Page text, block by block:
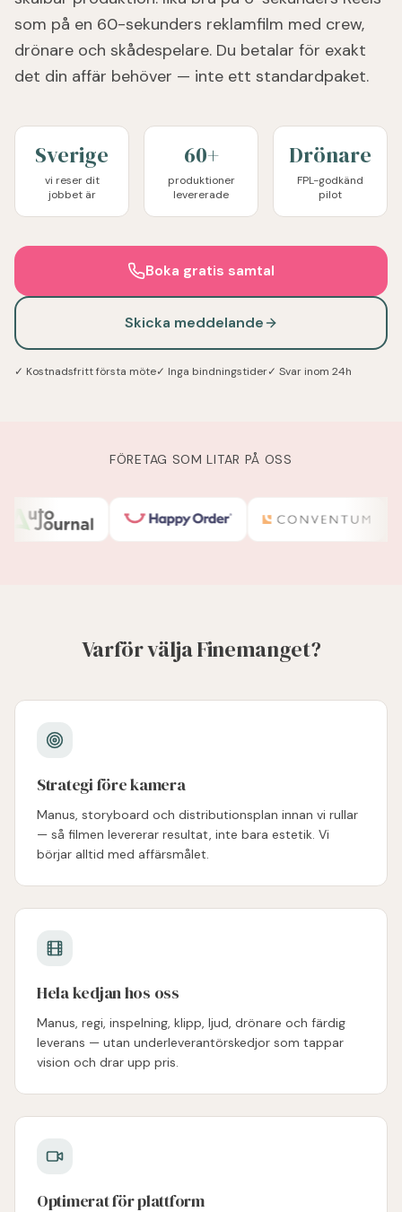
som på en 60-sekunders reklamfilm med crew,
drönare och skådespelare. Du betalar för exakt
det din affär behöver — inte ett standardpaket.
Sverige
vi reser dit
jobbet är
60+
produktioner
levererade
Drönare
FPL-godkänd
pilot
Boka gratis samtal
Skicka meddelande
✓ Kostnadsfritt första möte✓ Inga bindningstider✓ Svar inom 24h
FÖRETAG SOM LITAR PÅ OSS
Varför välja Finemanget?
Strategi före kamera
Manus, storyboard och distributionsplan innan vi rullar
— så filmen levererar resultat, inte bara estetik. Vi
börjar alltid med affärsmålet.
Hela kedjan hos oss
Manus, regi, inspelning, klipp, ljud, drönare och färdig
leverans — utan underleverantörskedjor som tappar
vision och drar upp pris.
Optimerat för plattform